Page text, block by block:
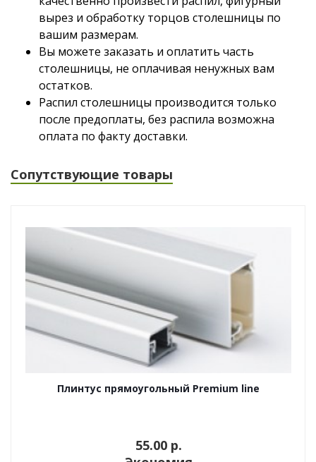
вырез и обработку торцов столешницы по
вашим размерам.
Вы можете заказать и оплатить часть
столешницы, не оплачивая ненужных вам
остатков.
Распил столешницы производится только
после предоплаты, без распила возможна
оплата по факту доставки.
Сопутствующие товары
Плинтус прямоугольный Premium line
55.00 p.